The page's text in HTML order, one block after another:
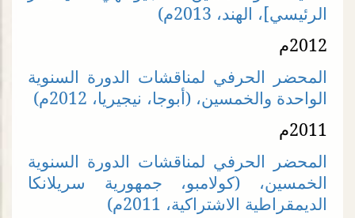
الرئيسي]، الهند، 2013م)
2012م
المحضر الحرفي لمناقشات الدورة السنوية
الواحدة والخمسين، (أبوجا، نيجيريا، 2012م)
2011م
المحضر الحرفي لمناقشات الدورة السنوية
الخمسين، (كولامبو، جمهورية سريلانكا
الديمقراطية الاشتراكية، 2011م)